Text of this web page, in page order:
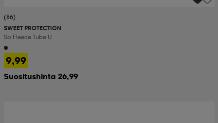
(86)
SWEET PROTECTION
So Fleece Tube U
9,99
Suositushinta 26,99